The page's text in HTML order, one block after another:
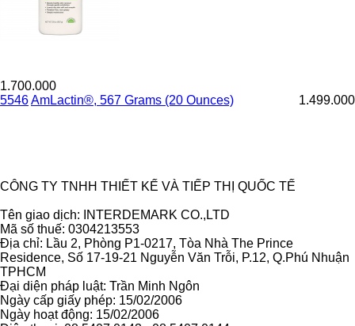
1.700.000
1.499.000
5546AmLactin®, 567 Grams (20 Ounces)
CÔNG TY TNHH THIẾT KẾ VÀ TIẾP THỊ QUỐC TẾ
Tên giao dịch: INTERDEMARK CO.,LTD
Mã số thuế: 0304213553
Địa chỉ: Lầu 2, Phòng P1-0217, Tòa Nhà The Prince
Residence, Số 17-19-21 Nguyễn Văn Trỗi, P.12, Q.Phú Nhuận
TPHCM
Đại diện pháp luật: Trần Minh Ngôn
Ngày cấp giấy phép: 15/02/2006
Ngày hoạt động: 15/02/2006